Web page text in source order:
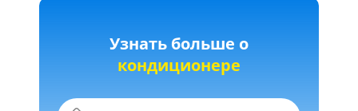
Узнать больше о
кондиционере